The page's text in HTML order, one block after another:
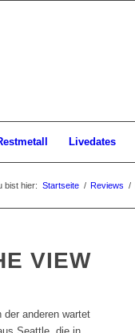
Livedates
bist hier: Startseite / Reviews /
VIEW
anderen wartet